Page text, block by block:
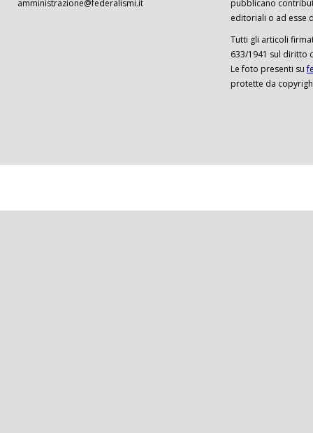
amministrazione@federalismi.it
pubblicano
editoriali o ad esse
Tutti gli articoli
633/1941 sul diritto
Le foto presenti su
protette da